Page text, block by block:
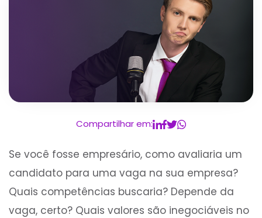
Compartilhar em:
Se você fosse empresário, como avaliaria um
candidato para uma vaga na sua empresa?
Quais competências buscaria? Depende da
vaga, certo? Quais valores são inegociáveis no